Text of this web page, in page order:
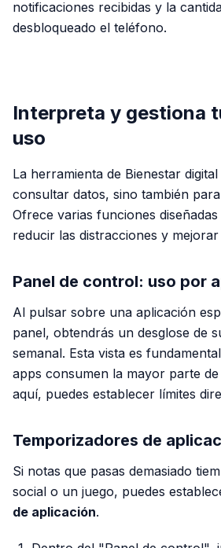
notificaciones recibidas y la
desbloqueado el teléfono.
Interpreta y gestiona
uso
La herramienta de Bienestar
consultar datos, sino también
Ofrece varias funciones
reducir las distracciones y
Panel de control: uso por
Al pulsar sobre una aplicación
panel, obtendrás un desglose de
semanal. Esta vista es
apps consumen la mayor parte
aquí, puedes establecer límites
Temporizadores de
Si notas que pasas demasiado
social o un juego, puedes
de aplicación.